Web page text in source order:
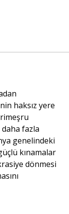
haksız yere
fazla
genelindeki
kınamalar
dönmesi